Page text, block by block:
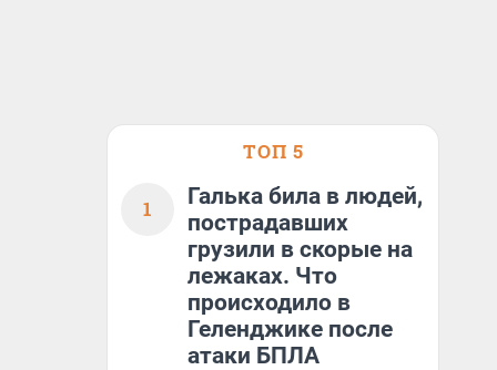
ТОП 5
1
Галька била в людей,
пострадавших
грузили в скорые на
лежаках. Что
происходило в
Геленджике после
атаки БПЛА